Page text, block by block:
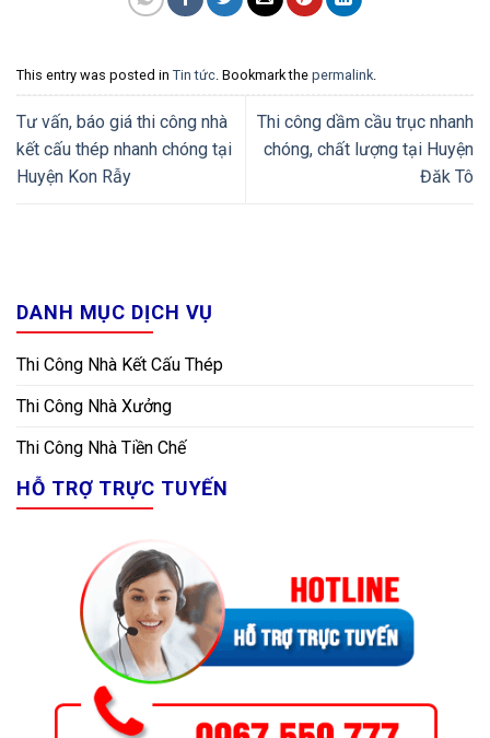
This entry was posted in Tin tức . Bookmark the permalink
Tư vấn, báo giá thi công nhà
kết cấu thép nhanh chóng tại
Huyện Kon Rẫy
Thi công dầm cầu trục nhanh
chóng, chất lượng tại Huyện
Đăk Tô
DANH MỤC DỊCH VỤ
Thi Công Nhà Kết Cấu Thép
Thi Công Nhà Xưởng
Thi Công Nhà Tiền Chế
HỖ TRỢ TRỰC TUYẾN